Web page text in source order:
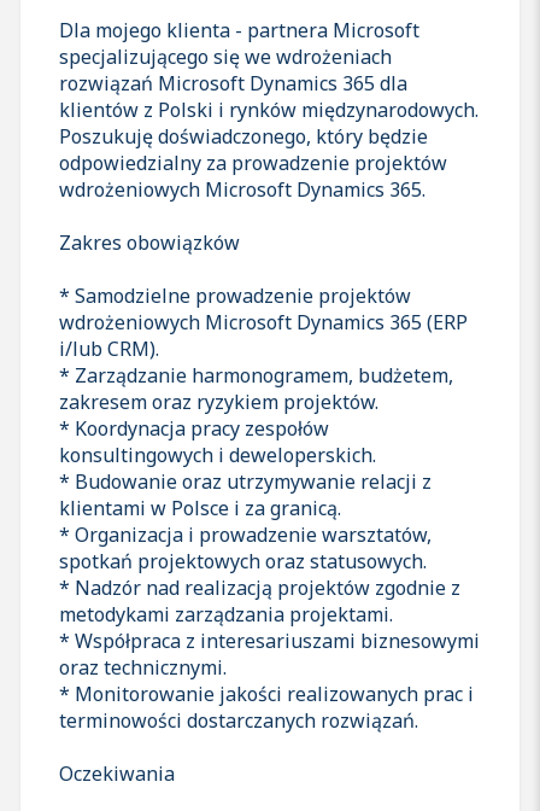
Dla mojego klienta - partnera Microsoft
specjalizującego się we wdrożeniach
rozwiązań Microsoft Dynamics 365 dla
klientów z Polski i rynków międzynarodowych.
Poszukuję doświadczonego, który będzie
odpowiedzialny za prowadzenie projektów
wdrożeniowych Microsoft Dynamics 365.
Zakres obowiązków
* Samodzielne prowadzenie projektów
wdrożeniowych Microsoft Dynamics 365 (ERP
i/lub CRM).
* Zarządzanie harmonogramem, budżetem,
zakresem oraz ryzykiem projektów.
* Koordynacja pracy zespołów
konsultingowych i deweloperskich.
* Budowanie oraz utrzymywanie relacji z
klientami w Polsce i za granicą.
* Organizacja i prowadzenie warsztatów,
spotkań projektowych oraz statusowych.
* Nadzór nad realizacją projektów zgodnie z
metodykami zarządzania projektami.
* Współpraca z interesariuszami biznesowymi
oraz technicznymi.
* Monitorowanie jakości realizowanych prac i
terminowości dostarczanych rozwiązań.
Oczekiwania